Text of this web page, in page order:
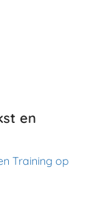
en
Training op